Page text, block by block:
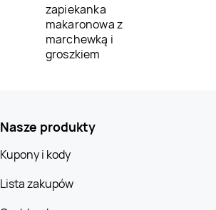
zapiekanka
makaronowa z
marchewką i
groszkiem
Nasze produkty
Kupony i kody
Lista zakupów